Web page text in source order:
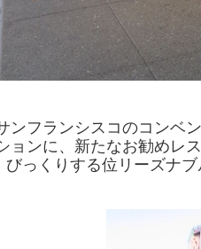
ンフランシスコのコンベ
ョンに、新たなお勧めレ
びっくりする位リーズナ